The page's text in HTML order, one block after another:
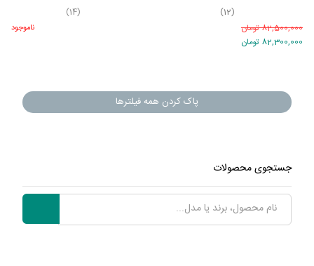
پاک کردن همه فیلترها
جستجوی محصولات
(12)
82,500,000 تومان
82,300,000 تومان
(14)
ناموجود